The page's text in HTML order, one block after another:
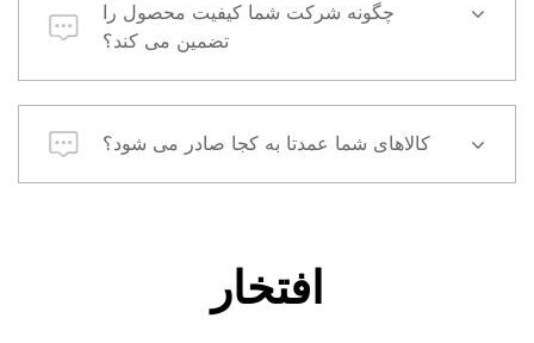
چگونه شرکت شما کیفیت محصول را
تضمین می کند؟
کالاهای شما عمدتا به کجا صادر می شود؟
افتخار